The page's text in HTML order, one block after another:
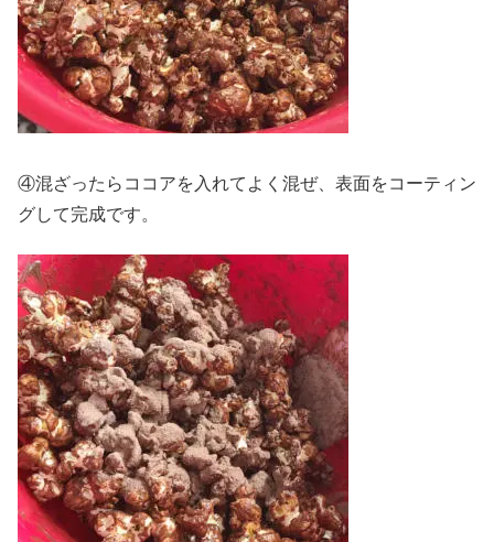
④混ざったらココアを入れてよく混ぜ、表面をコーティン
グして完成です。